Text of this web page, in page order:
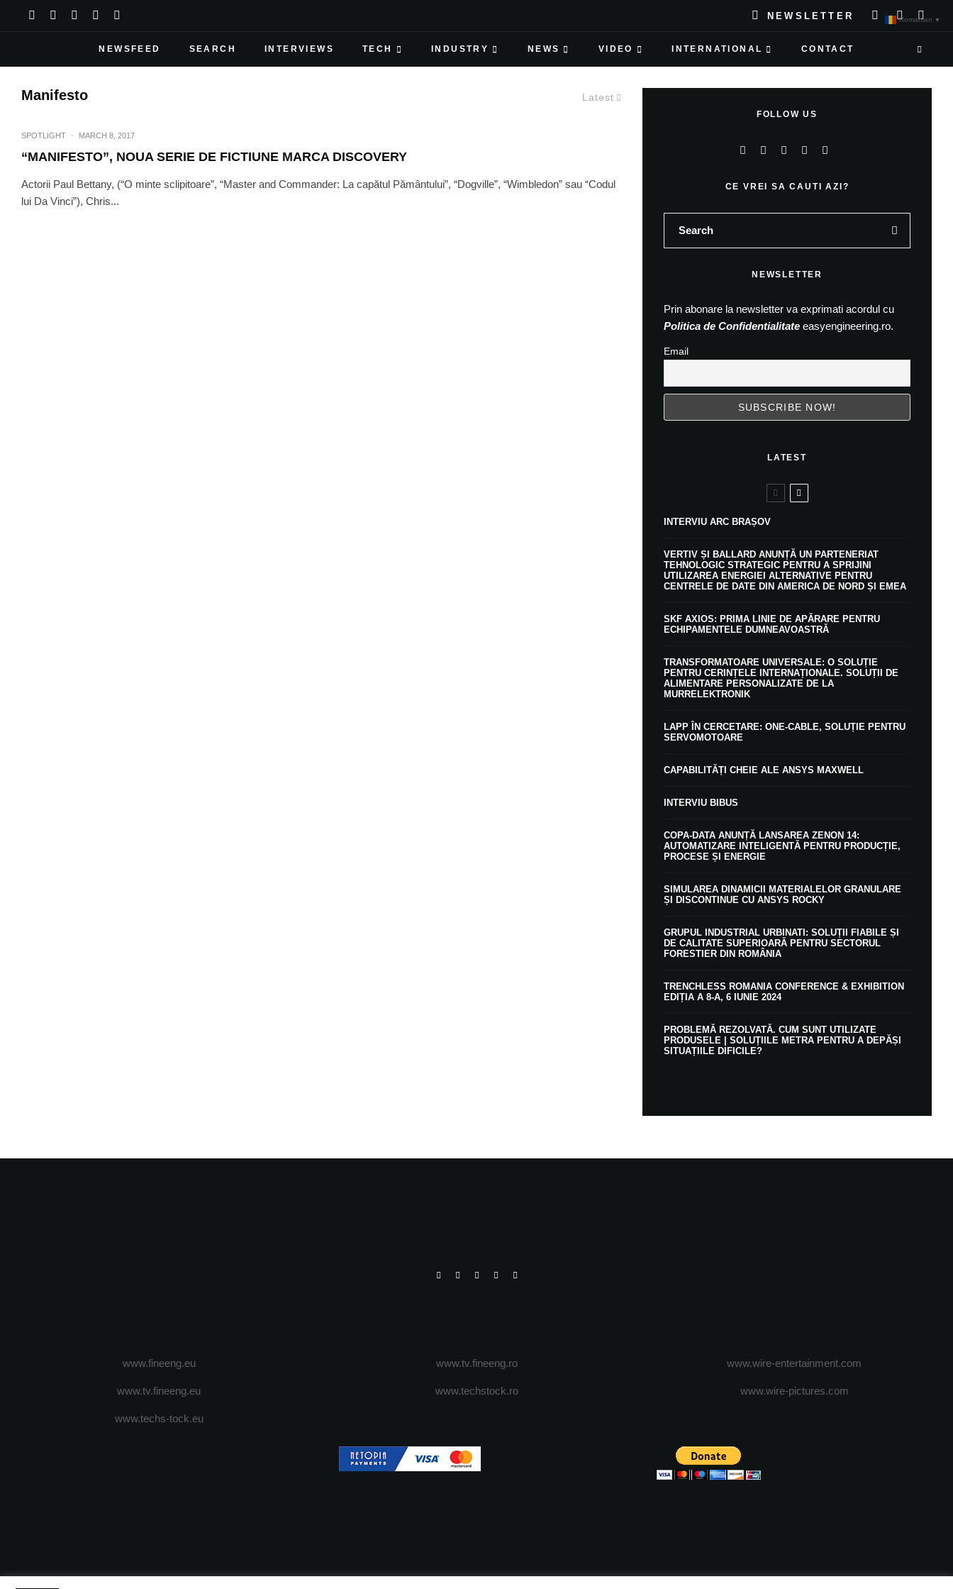
NEWSLETTER
NEWSFEED SEARCH INTERVIEWS TECH INDUSTRY NEWS VIDEO INTERNATIONAL CONTACT
Latest
Manifesto
SPOTLIGHT · MARCH 8, 2017
“MANIFESTO”, NOUA SERIE DE FICTIUNE MARCA DISCOVERY
Actorii Paul Bettany, (“O minte sclipitoare”, “Master and Commander: La capătul Pământului”, “Dogville”, “Wimbledon” sau “Codul
lui Da Vinci”), Chris...
FOLLOW US
CE VREI SA CAUTI AZI?
NEWSLETTER
Prin abonare la newsletter va exprimati acordul cu
Politica de Confidentialitate easyengineering.ro.
Email
LATEST
INTERVIU ARC BRAȘOV
VERTIV ȘI BALLARD ANUNȚĂ UN PARTENERIAT
TEHNOLOGIC STRATEGIC PENTRU A SPRIJINI
UTILIZAREA ENERGIEI ALTERNATIVE PENTRU
CENTRELE DE DATE DIN AMERICA DE NORD ȘI EMEA
SKF AXIOS: PRIMA LINIE DE APĂRARE PENTRU
ECHIPAMENTELE DUMNEAVOASTRĂ
TRANSFORMATOARE UNIVERSALE: O SOLUȚIE
PENTRU CERINȚELE INTERNAȚIONALE. SOLUȚII DE
ALIMENTARE PERSONALIZATE DE LA
MURRELEKTRONIK
LAPP ÎN CERCETARE: ONE-CABLE, SOLUȚIE PENTRU
SERVOMOTOARE
CAPABILITĂȚI CHEIE ALE ANSYS MAXWELL
INTERVIU BIBUS
COPA-DATA ANUNȚĂ LANSAREA ZENON 14:
AUTOMATIZARE INTELIGENTĂ PENTRU PRODUCȚIE,
PROCESE ȘI ENERGIE
SIMULAREA DINAMICII MATERIALELOR GRANULARE
ȘI DISCONTINUE CU ANSYS ROCKY
GRUPUL INDUSTRIAL URBINATI: SOLUȚII FIABILE ȘI
DE CALITATE SUPERIOARĂ PENTRU SECTORUL
FORESTIER DIN ROMÂNIA
TRENCHLESS ROMANIA CONFERENCE & EXHIBITION
EDIȚIA A 8-A, 6 IUNIE 2024
PROBLEMĂ REZOLVATĂ. CUM SUNT UTILIZATE
PRODUSELE | SOLUȚIILE METRA PENTRU A DEPĂȘI
SITUAȚIILE DIFICILE?
www.fineeng.eu
www.tv.fineeng.eu
www.techs-tock.eu
www.tv.fineeng.ro
www.techstock.ro
www.wire-entertainment.com
www.wire-pictures.com
Romanian ▼